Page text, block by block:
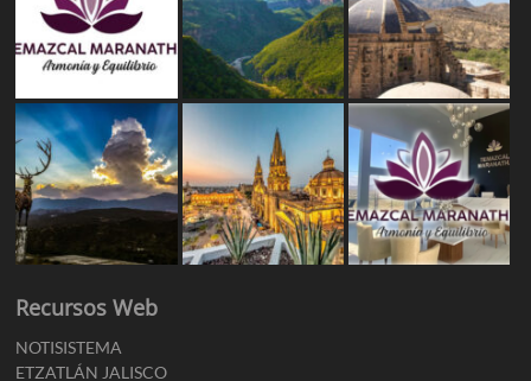
Recursos Web
NOTISISTEMA
ETZATLÁN JALISCO